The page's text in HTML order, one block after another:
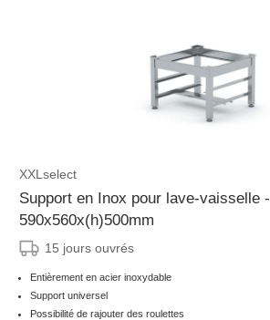
XXLselect
Support en Inox pour lave-vaisselle -
590x560x(h)500mm
15 jours ouvrés
Entièrement en acier inoxydable
Support universel
Possibilité de rajouter des roulettes